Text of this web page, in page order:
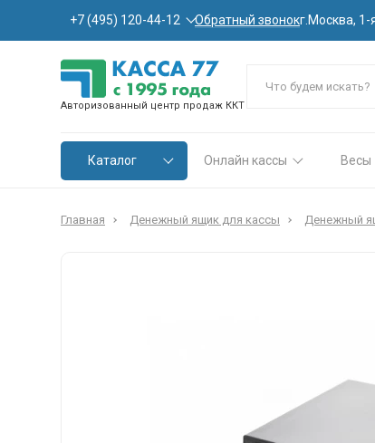
+7 (495) 120-44-12 Обратный звонокг.Москва, 1-
Авторизованный центр продаж ККТ
Каталог Онлайн кассы Весы
Главная Денежный ящик для кассы Денежный